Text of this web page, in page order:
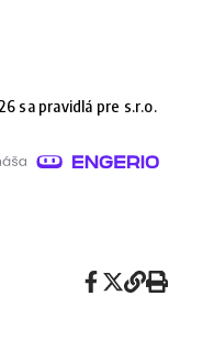
sa pravidlá pre s.r.o.